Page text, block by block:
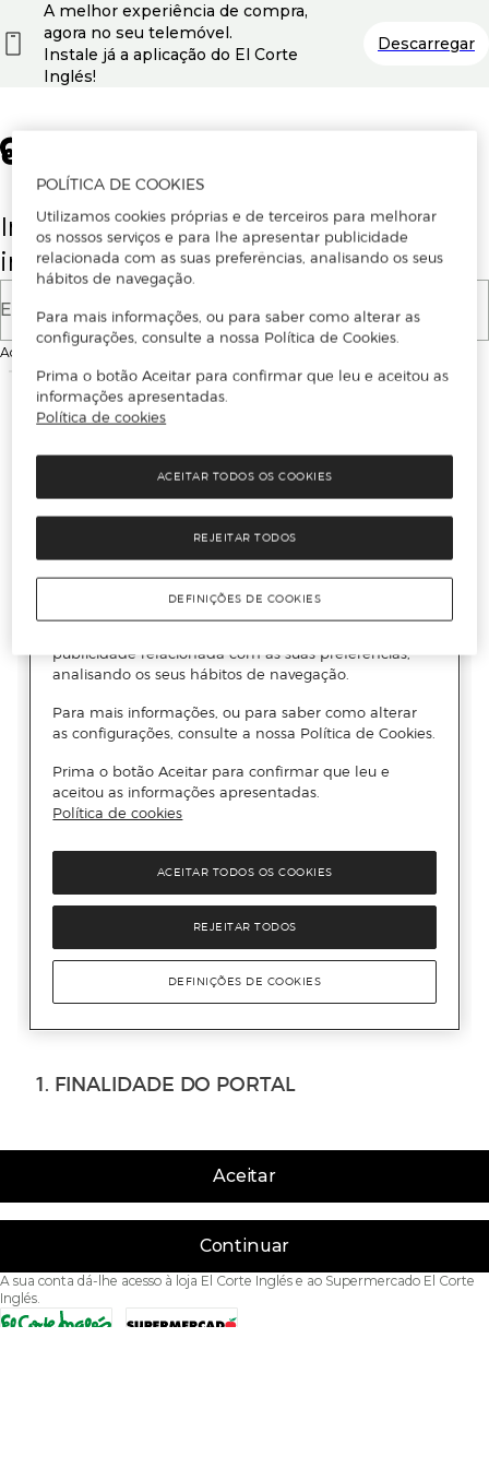
Insira o seu email para se registar ou
iniciar sessão.
E-mail
Ao continuar, aceitas as
Aceitar
Continuar
A sua conta dá-lhe acesso à loja El Corte Inglés e ao Supermercado El Corte
Inglés.
A melhor experiência de compra,
agora no seu telemóvel.
Instale já a aplicação do El Corte
Inglés!
Descarregar
POLÍTICA DE COOKIES
Utilizamos cookies próprias e de terceiros para melhorar
os nossos serviços e para lhe apresentar publicidade
relacionada com as suas preferências, analisando os seus
hábitos de navegação.
Para mais informações, ou para saber como alterar as
configurações, consulte a nossa Política de Cookies.
Prima o botão Aceitar para confirmar que leu e aceitou as
informações apresentadas.
Política de cookies
REJEITAR TODOS
ACEITAR TODOS OS COOKIES
DEFINIÇÕES DE COOKIES